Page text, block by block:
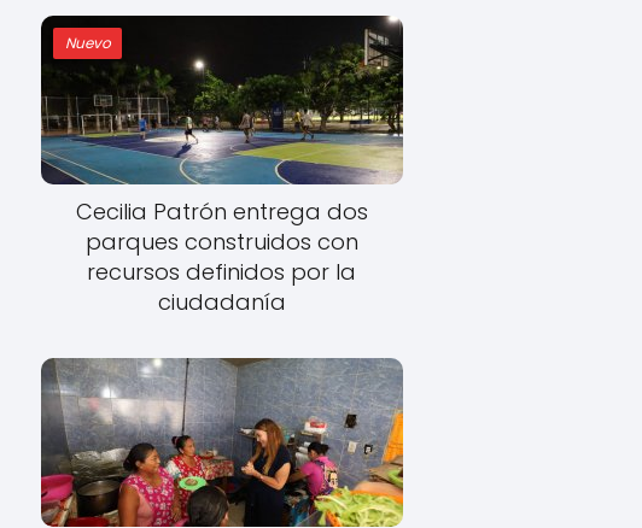
Nuevo
Cecilia Patrón entrega dos
parques construidos con
recursos definidos por la
ciudadanía